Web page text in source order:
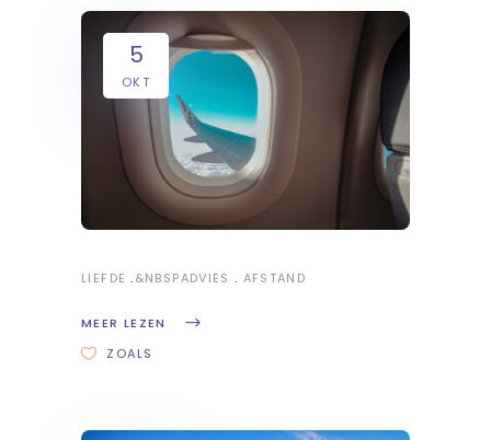
5
OKT
LIEFDE &NBSPADVIES AFSTAND
MEER LEZEN
ZOALS